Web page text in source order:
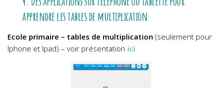
apprendre les tables de multiplication
Ecole primaire – tables de multiplication (seulement pour
Iphone et Ipad) – voir présentation ici